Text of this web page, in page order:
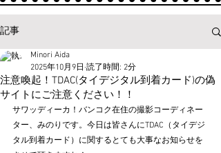
記事
注意喚起！TDAC(タイデジタル到着カード)の偽
サイトにご注意ください！！
Minori Aida
2025年10月9日 読了時間: 2分
サワッディーカ！バンコク在住の撮影コーディネー
ター、みのりです。今日は皆さんにTDAC（タイデジ
タル到着カード）に関するとても大事なお知らせを